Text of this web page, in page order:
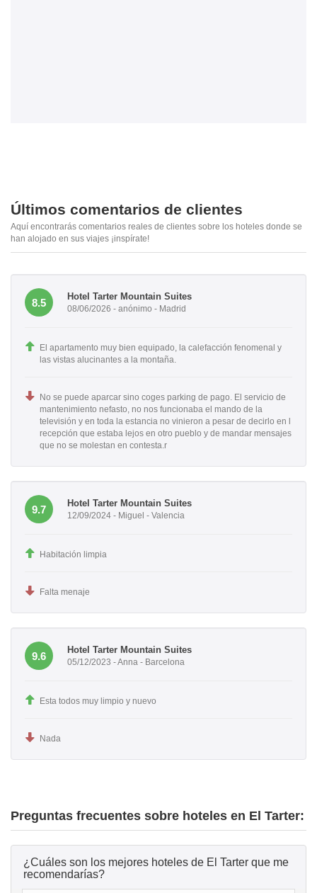
Últimos comentarios de clientes
Aquí encontrarás comentarios reales de clientes sobre los hoteles donde se
han alojado en sus viajes ¡inspírate!
8.5
Hotel Tarter Mountain Suites
08/06/2026 - anónimo - Madrid
El apartamento muy bien equipado, la calefacción fenomenal y
las vistas alucinantes a la montaña.
No se puede aparcar sino coges parking de pago. El servicio de
mantenimiento nefasto, no nos funcionaba el mando de la
televisión y en toda la estancia no vinieron a pesar de decirlo en l
recepción que estaba lejos en otro pueblo y de mandar mensajes
que no se molestan en contesta.r
9.7
Hotel Tarter Mountain Suites
12/09/2024 - Miguel - Valencia
Habitación limpia
Falta menaje
9.6
Hotel Tarter Mountain Suites
05/12/2023 - Anna - Barcelona
Esta todos muy limpio y nuevo
Nada
Preguntas frecuentes sobre hoteles en El Tarter:
¿Cuáles son los mejores hoteles de El Tarter que me
recomendarías?